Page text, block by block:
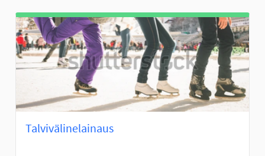
Talvivälinelainaus